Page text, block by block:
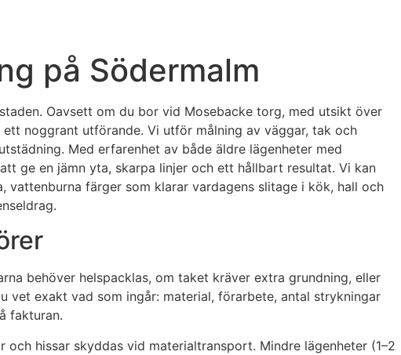
på Södermalm
Oavsett om du bor vid Mosebacke torg, med utsikt över
noggrant utförande. Vi utför målning av väggar, tak och
Med erfarenhet av både äldre lägenheter med
ge en jämn yta, skarpa linjer och ett hållbart resultat. Vi kan
vattenburna färger som klarar vardagens slitage i kök, hall och
behöver helspacklas, om taket kräver extra grundning, eller
exakt vad som ingår: material, förarbete, antal strykningar
fakturan.
hissar skyddas vid materialtransport. Mindre lägenheter (1–2